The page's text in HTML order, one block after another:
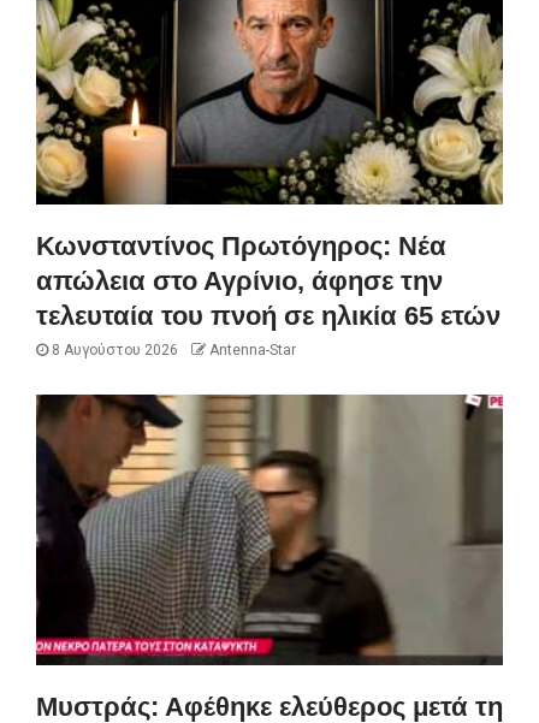
Κωνσταντίνος Πρωτόγηρος: Νέα
απώλεια στο Αγρίνιο, άφησε την
τελευταία του πνοή σε ηλικία 65 ετών
8 Αυγούστου 2026 Antenna-Star
Μυστράς: Αφέθηκε ελεύθερος μετά τη